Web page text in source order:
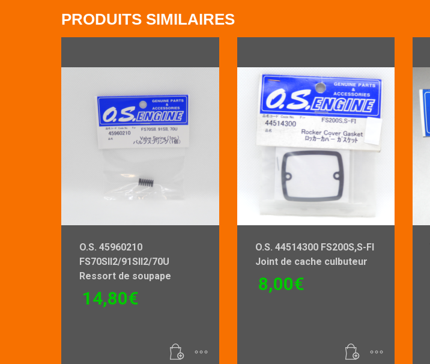
PRODUITS SIMILAIRES
O.S. 45960210
FS70Sll2/91Sll2/70U
Ressort de soupape
14,80€
O.S. 44514300 FS200S,S-FI
Joint de cache culbuteur
8,00€